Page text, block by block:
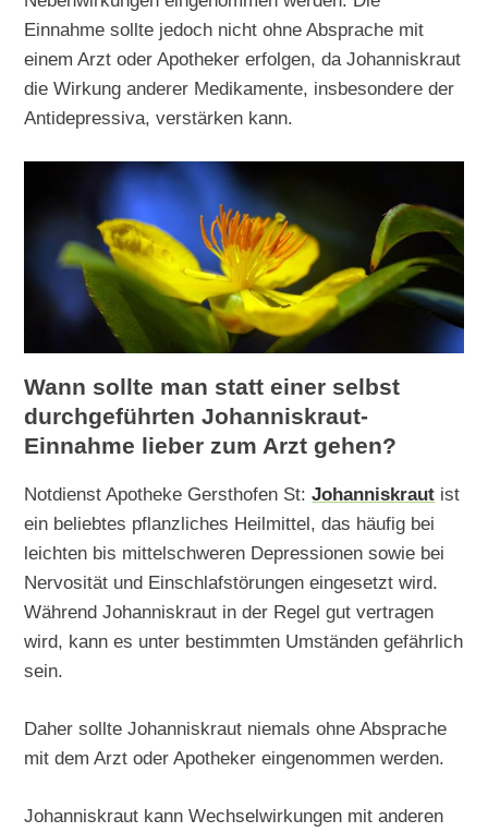
Einnahme sollte jedoch nicht ohne Absprache mit
einem Arzt oder Apotheker erfolgen, da Johanniskraut
die Wirkung anderer Medikamente, insbesondere der
Antidepressiva, verstärken kann.
Wann sollte man statt einer selbst
durchgeführten Johanniskraut-
Einnahme lieber zum Arzt gehen?
Notdienst Apotheke Gersthofen St:Johanniskraut ist
ein beliebtes pflanzliches Heilmittel, das häufig bei
leichten bis mittelschweren Depressionen sowie bei
Nervosität und Einschlafstörungen eingesetzt wird.
Während Johanniskraut in der Regel gut vertragen
wird, kann es unter bestimmten Umständen gefährlich
sein.
Daher sollte Johanniskraut niemals ohne Absprache
mit dem Arzt oder Apotheker eingenommen werden.
Johanniskraut kann Wechselwirkungen mit anderen